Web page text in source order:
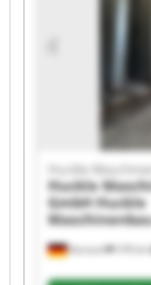
GmbH Huckle
Maschinenbau
GmbH Huckle
Maschinenbau
GmbH Huckle
Maschinenbau
Kanzach 378 km
Huckle
Huckle
GmbHHuckle